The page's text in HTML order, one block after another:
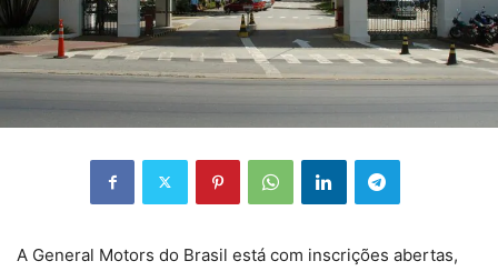
A General Motors do Brasil está com inscrições abertas,